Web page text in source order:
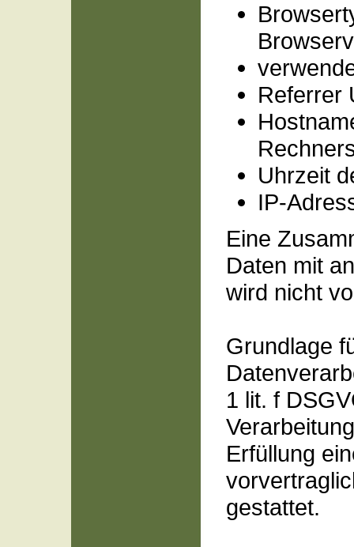
Referrer
Uhrzeit
IP-
Eine
Daten mit
wird nicht
Grundlage
1 lit. f
Erfüllung
gestattet.